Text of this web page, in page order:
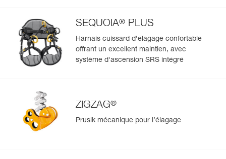
SEQUOIA® PLUS
Harnais cuissard d’élagage confortable
offrant un excellent maintien, avec
système d'ascension SRS intégré
ZIGZAG®
Prusik mécanique pour l’élagage